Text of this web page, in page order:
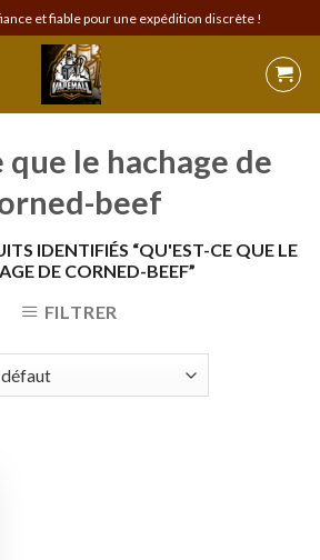
et fiable pour une expédition discrète !
le hachage de
beef
IDENTIFIÉS “QU'EST-CE QUE LE
DE CORNED-BEEF”
FILTRER